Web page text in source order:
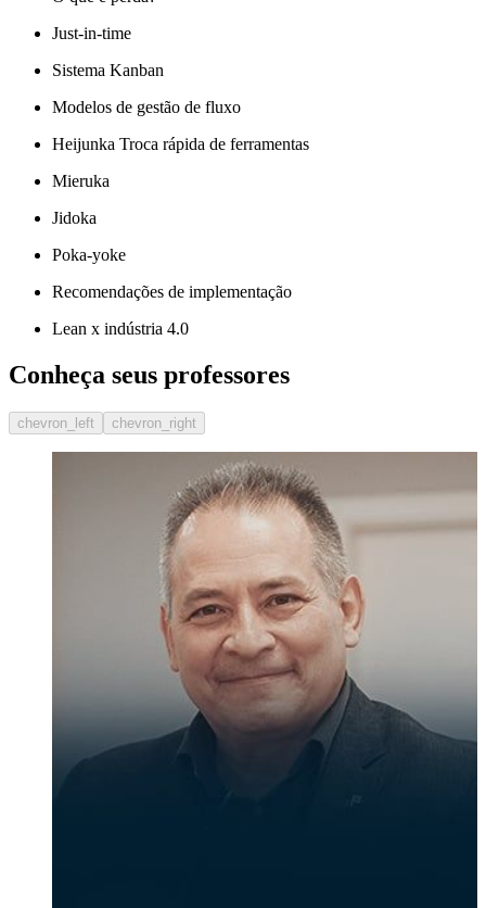
Just-in-time
Sistema Kanban
Modelos de gestão de fluxo
Heijunka Troca rápida de ferramentas
Mieruka
Jidoka
Poka-yoke
Recomendações de implementação
Lean x indústria 4.0
Conheça seus professores
chevron_left chevron_right